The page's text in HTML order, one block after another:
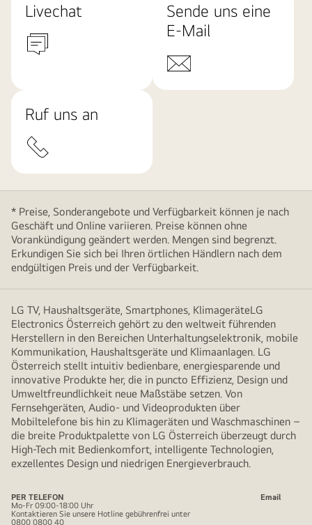
Livechat
Sende uns eine
E-Mail
Ruf uns an
* Preise, Sonderangebote und Verfügbarkeit können je nach
Geschäft und Online variieren. Preise können ohne
Vorankündigung geändert werden. Mengen sind begrenzt.
Erkundigen Sie sich bei Ihren örtlichen Händlern nach dem
endgültigen Preis und der Verfügbarkeit.
LG TV, Haushaltsgeräte, Smartphones, KlimageräteLG
Electronics Österreich gehört zu den weltweit führenden
Herstellern in den Bereichen Unterhaltungselektronik, mobile
Kommunikation, Haushaltsgeräte und Klimaanlagen. LG
Österreich stellt intuitiv bedienbare, energiesparende und
innovative Produkte her, die in puncto Effizienz, Design und
Umweltfreundlichkeit neue Maßstäbe setzen. Von
Fernsehgeräten, Audio- und Videoprodukten über
Mobiltelefone bis hin zu Klimageräten und Waschmaschinen –
die breite Produktpalette von LG Österreich überzeugt durch
High-Tech mit Bedienkomfort, intelligente Technologien,
exzellentes Design und niedrigen Energieverbrauch.
PER TELEFON
Email
Mo-Fr 09:00-18:00 Uhr
Kontaktieren Sie unsere Hotline gebührenfrei unter
0800 0800 40